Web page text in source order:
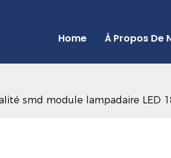
Home À Propos De
smd module lampadaire LED